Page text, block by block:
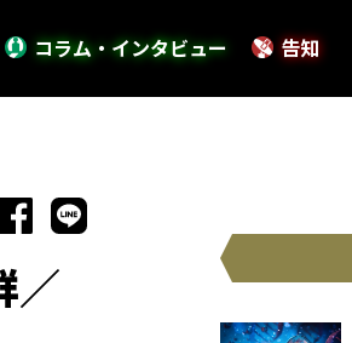
コラム・インタビュー 告知
／